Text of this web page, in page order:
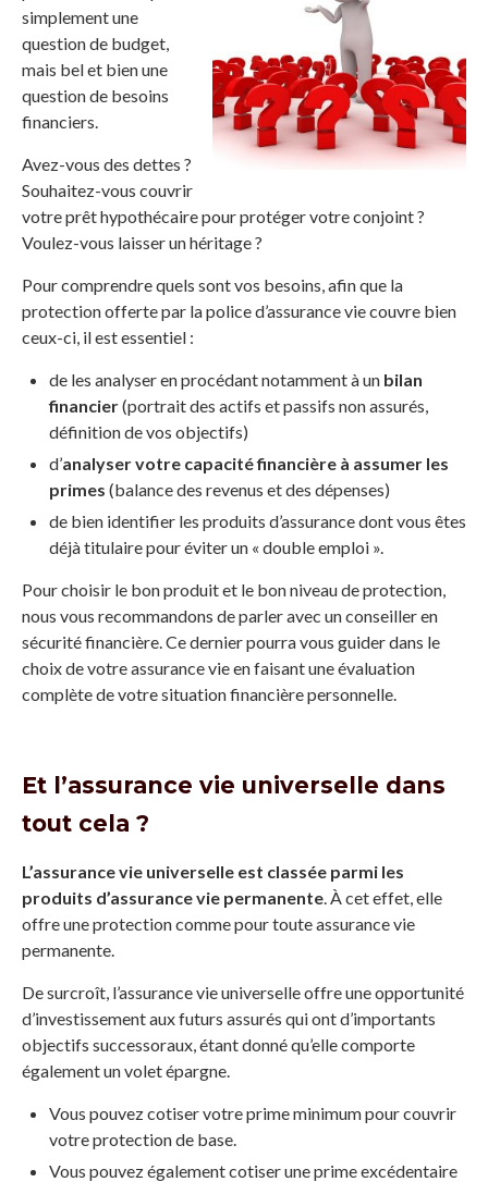
simplement une
question de budget,
mais bel et bien une
question de besoins
financiers.
Avez-vous des dettes ?
Souhaitez-vous couvrir
votre prêt hypothécaire pour protéger votre conjoint ?
Voulez-vous laisser un héritage ?
Pour comprendre quels sont vos besoins, afin que la
protection offerte par la police d’assurance vie couvre bien
ceux-ci, il est essentiel :
de les analyser en procédant notamment à un bilan
financier(portrait des actifs et passifs non assurés,
définition de vos objectifs)
d’analyser votre capacité financière à assumer les
primes (balance des revenus et des dépenses)
de bien identifier les produits d’assurance dont vous êtes
déjà titulaire pour éviter un « double emploi ».
Pour choisir le bon produit et le bon niveau de protection,
nous vous recommandons de parler avec un conseiller en
sécurité financière. Ce dernier pourra vous guider dans le
choix de votre assurance vie en faisant une évaluation
complète de votre situation financière personnelle.
Et l’assurance vie universelle dans
tout cela ?
L’assurance vie universelle est classée parmi les
produits d’assurance vie permanente . À cet effet, elle
offre une protection comme pour toute assurance vie
permanente.
De surcroît, l’assurance vie universelle offre une opportunité
d’investissement aux futurs assurés qui ont d’importants
objectifs successoraux, étant donné qu’elle comporte
également un volet épargne.
Vous pouvez cotiser votre prime minimum pour couvrir
votre protection de base.
Vous pouvez également cotiser une prime excédentaire